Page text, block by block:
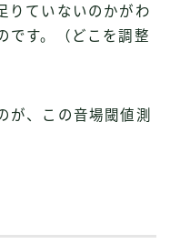
りていないのかがわ
です。（どこを調整
が、この音場閾値測